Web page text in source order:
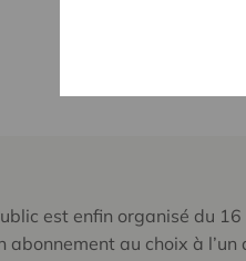
est enfin organisé du
abonnement au choix à